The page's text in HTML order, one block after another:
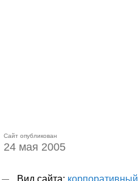
Сайт опубликован
24 мая 2005
Вид сайта: корпоративный